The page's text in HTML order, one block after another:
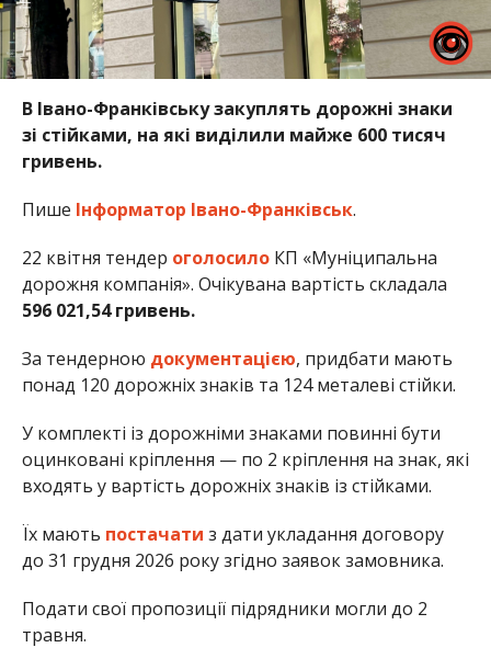
В Івано-Франківську закуплять дорожні знаки
зі стійками, на які виділили майже 600 тисяч
гривень.
Пише Інформатор Івано-Франківськ.
22 квітня тендер оголосилоКП «Муніципальна
дорожня компанія». Очікувана вартість складала
596 021,54 гривень.
За тендерною документацією, придбати мають
понад 120 дорожніх знаків та 124 металеві стійки.
У комплекті із дорожніми знаками повинні бути
оцинковані кріплення — по 2 кріплення на знак, які
входять у вартість дорожніх знаків із стійками.
Їх мають постачати з дати укладання договору
до 31 грудня 2026 року згідно заявок замовника.
Подати свої пропозиції підрядники могли до 2
травня.